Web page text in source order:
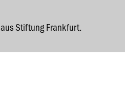
Stiftung Frankfurt.